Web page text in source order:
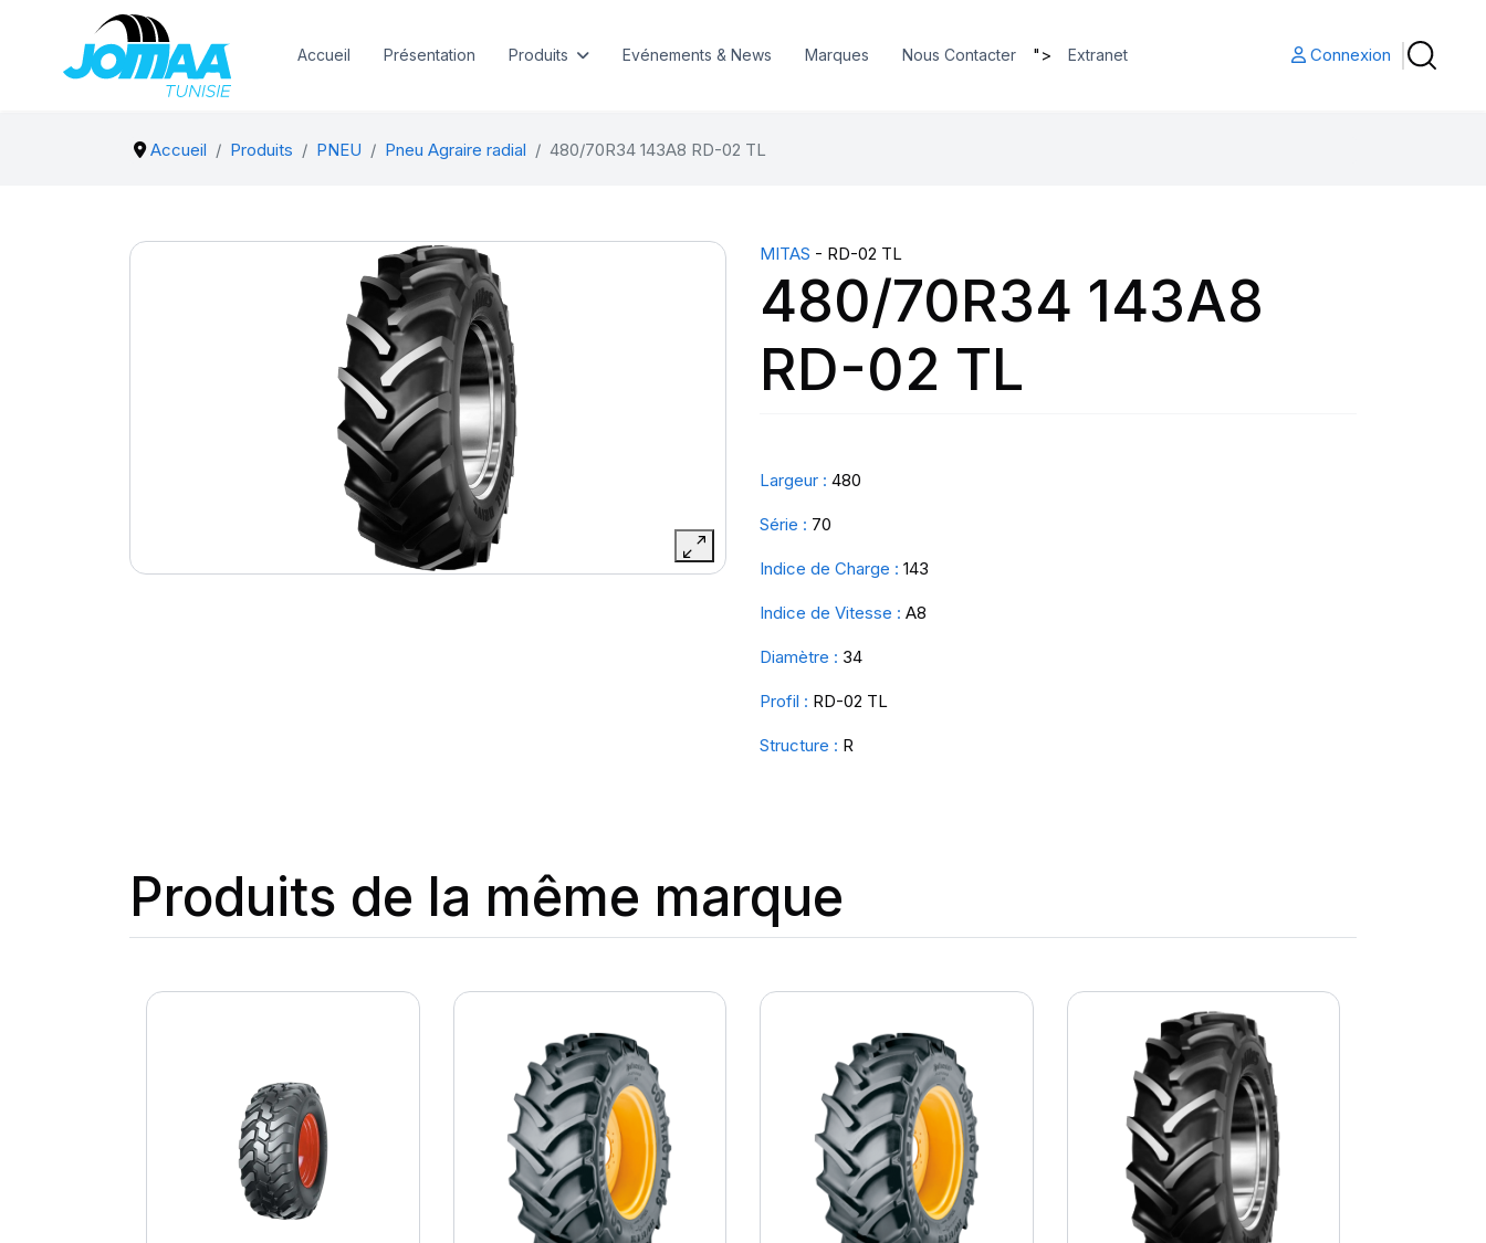
Accueil Présentation Produits Evénements & News Marques Nous Contacter "> Extranet Connexion
Accueil Produits PNEU Pneu Agraire radial 480/70R34 143A8 RD-02 TL
MITAS - RD-02 TL
480/70R34 143A8
RD-02 TL
Largeur : 480
Série : 70
Indice de Charge : 143
Indice de Vitesse : A8
Diamètre : 34
Profil : RD-02 TL
Structure : R
Produits de la même marque